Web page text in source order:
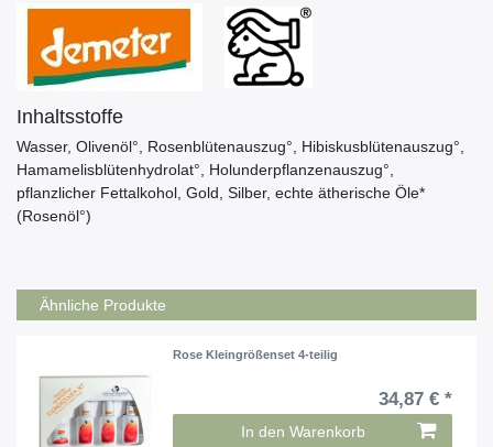
Inhaltsstoffe
Wasser, Olivenöl°, Rosenblütenauszug°, Hibiskusblütenauszug°,
Hamamelisblütenhydrolat°, Holunderpflanzenauszug°,
pflanzlicher Fettalkohol, Gold, Silber, echte ätherische Öle*
(Rosenöl°)
Ähnliche Produkte
Rose Kleingrößenset 4-teilig
34,87 € *
In den Warenkorb